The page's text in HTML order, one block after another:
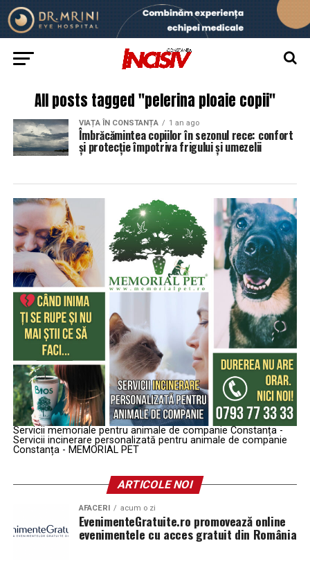
All posts tagged "pelerina ploaie copii"
VIAȚA ÎN CONSTANȚA 1 an ago
Îmbrăcămintea copiilor în sezonul rece: confort
și protecție împotriva frigului și umezelii
Servicii memoriale pentru animale de companie Constanța -
Servicii incinerare personalizată pentru animale de companie
Constanța - MEMORIAL PET
ARTICOLE NOI
AFACERI acum o zi
EvenimenteGratuite.ro promovează online
evenimentele cu acces gratuit din România